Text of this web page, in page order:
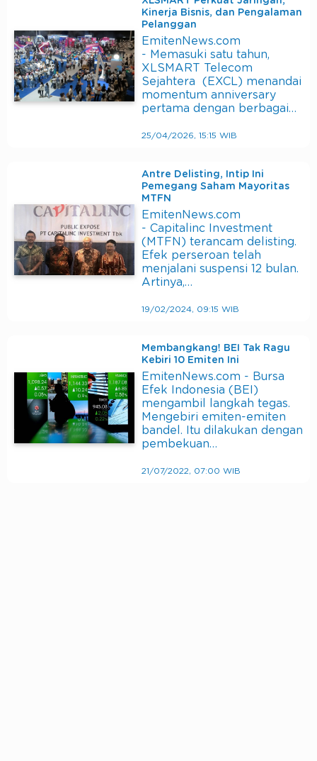
Kinerja Bisnis, dan Pengalaman
Pelanggan
EmitenNews.com
- Memasuki satu tahun,
XLSMART Telecom
Sejahtera (EXCL) menandai
momentum anniversary
pertama dengan berbagai…
25/04/2026, 15:15 WIB
Antre Delisting, Intip Ini
Pemegang Saham Mayoritas
MTFN
EmitenNews.com
- Capitalinc Investment
(MTFN) terancam delisting.
Efek perseroan telah
menjalani suspensi 12 bulan.
Artinya,…
19/02/2024, 09:15 WIB
Membangkang! BEI Tak Ragu
Kebiri 10 Emiten Ini
EmitenNews.com - Bursa
Efek Indonesia (BEI)
mengambil langkah tegas.
Mengebiri emiten-emiten
bandel. Itu dilakukan dengan
pembekuan…
21/07/2022, 07:00 WIB